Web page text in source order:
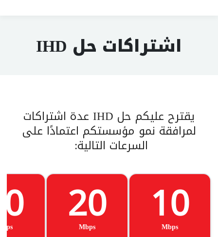
اشتراكات حل IHD
يقترح عليكم حل IHD عدة اشتراكات
لمرافقة نمو مؤسستكم اعتمادًا على
السرعات التالية:
10
Mbps
20
Mbps